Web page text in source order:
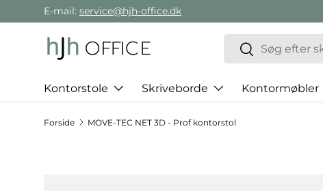
Gå direkte til indholdet
E-mail: service@hjh-office.dk
Søg
Søg
Kontorstole Skriveborde Kontormøbler
Forside MOVE-TEC NET 3D - Prof kontorstol